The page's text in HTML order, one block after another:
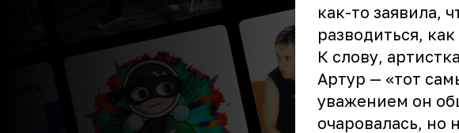
как-то заявила,
разводиться,
К слову,
Артур — «тот
уважением он
очаровалась, но